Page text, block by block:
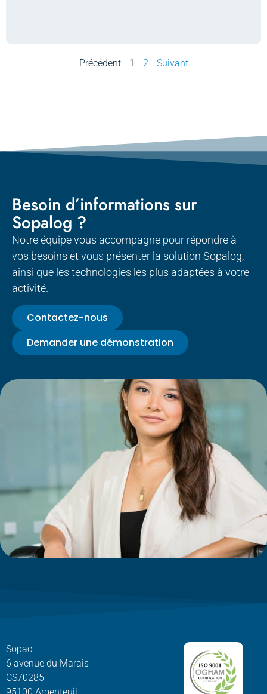
Précédent 1 2 Suivant
Besoin d’informations sur
Sopalog ?
Notre équipe vous accompagne pour répondre à
vos besoins et vous présenter la solution Sopalog,
ainsi que les technologies les plus adaptées à votre
activité.
Contactez-nous
Demander une démonstration
Sopac
6 avenue du Marais
CS70285